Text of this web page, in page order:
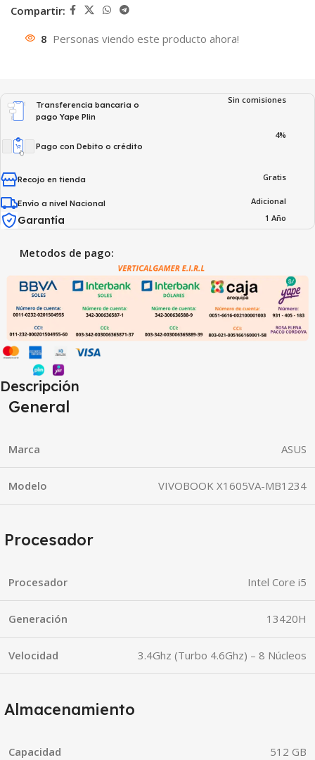
Compartir:
8 Personas viendo este producto ahora!
Transferencia bancaria o
pago Yape Plin
Sin comisiones
Pago con Debito o crédito
4%
Recojo en tienda Gratis
Envío a nivel Nacional Adicional
Garantía 1 Año
Metodos de pago:
Descripción
General
Marca ASUS
Modelo VIVOBOOK X1605VA-MB1234
Procesador
Procesador Intel Core i5
Generación 13420H
Velocidad 3.4Ghz (Turbo 4.6Ghz) – 8 Núcleos
Almacenamiento
Capacidad 512 GB